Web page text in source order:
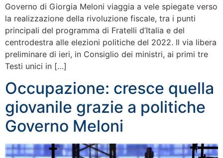
Governo di Giorgia Meloni viaggia a vele spiegate verso
la realizzazione della rivoluzione fiscale, tra i punti
principali del programma di Fratelli d’Italia e del
centrodestra alle elezioni politiche del 2022. Il via libera
preliminare di ieri, in Consiglio dei ministri, ai primi tre
Testi unici in […]
Occupazione: cresce quella
giovanile grazie a politiche
Governo Meloni